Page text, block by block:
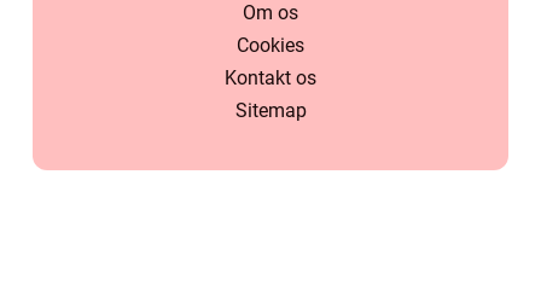
Om os
Cookies
Kontakt os
Sitemap